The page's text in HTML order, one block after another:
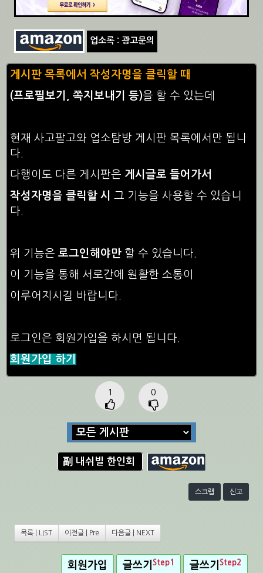
업소록 : 광고문의
게시판 목록에서 작성자명을 클릭할 때
(프로필보기, 쪽지보내기 등)을 할 수 있는데
현재 사고팔고와 업소탐방 게시판 목록에서만 됩니
다.
다행이도 다른 게시판은 게시글로 들어가서
작성자명을 클릭할 시
그 기능을 사용할 수 있습니
다.
위 기능은로그인해야만 할 수 있습니다.
이 기능을 통해 서로간에 원활한 소통이
이루어지시길 바랍니다.
로그인은 회원가입을 하시면 됩니다.
회원가입 하기
1 0
副 내쉬빌 한인회
스크랩 신고
목록 | LIST 이전글 | Pre 다음글 | NEXT
회원가입 글쓰기 Step1 글쓰기 Step2